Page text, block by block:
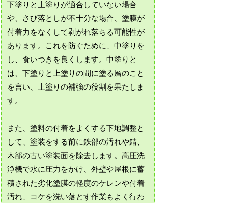
下塗りと上塗りが適合していない場合
や、さび落としが不十分な場合、塗膜が
付着力をなくして剥がれ落ちる可能性が
あります。これを防ぐために、中塗りを
し、食いつきを良くします。中塗りと
は、下塗りと上塗りの間に塗る層のこと
を言い、上塗りの補強の役割を果たしま
す。
また、塗料の付着をよくする下地調整と
して、塗装をする前に鉄部の汚れや錆、
木部の古い塗装面を除去します。高圧洗
浄機で水に圧力をかけ、外壁や屋根に蓄
積された劣化塗膜の軽度のケレンや付着
汚れ、コケを洗い落とす作業もよく行わ